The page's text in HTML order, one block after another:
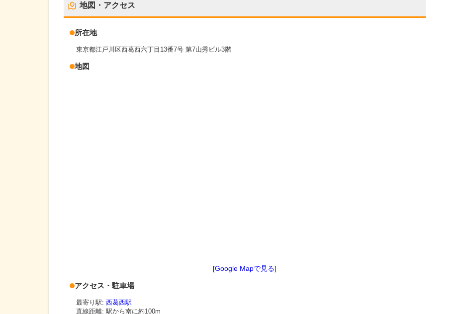
地図・アクセス
所在地
東京都江戸川区西葛西六丁目13番7号 第7山秀ビル3階
地図
[Google Mapで見る]
アクセス・駐車場
最寄り駅: 西葛西駅
直線距離: 駅から南に約100m